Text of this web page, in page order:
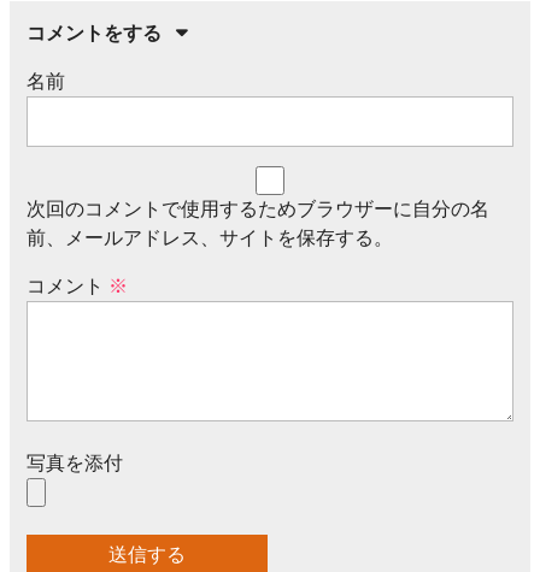
コメントをする
名前
次回のコメントで使用するためブラウザーに自分の名
前、メールアドレス、サイトを保存する。
コメント ※
写真を添付